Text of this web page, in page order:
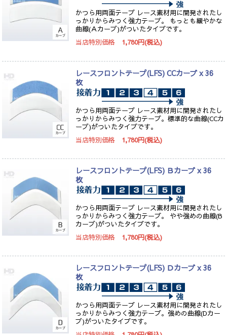
かつら用両面テープ レース素材用に開発されたし
っかりからみつく強力テープ。 もっとも緩やかな
曲線(Ａカーブ)がついたタイプです。
当店特別価格 1,780円(税込)
レースフロントテープ(LFS) CCカーブ x 36
枚
かつら用両面テープ レース素材用に開発されたし
っかりからみつく強力テープ。標準的な曲線(CCカ
ーブ)がついたタイプです。
当店特別価格 1,780円(税込)
レースフロントテープ(LFS) Ｂカーブ x 36
枚
かつら用両面テープ レース素材用に開発されたし
っかりからみつく強力テープ。 やや強めの曲線(B
カーブ)がついたタイプです。
当店特別価格 1,780円(税込)
レースフロントテープ(LFS) Ｄカーブ x 36
枚
かつら用両面テープ レース素材用に開発されたし
っかりからみつく強力テープ。強めの曲線(Dカー
ブ)がついたタイプです。